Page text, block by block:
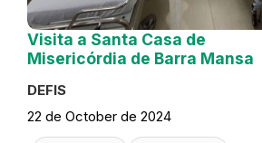
Visita a Santa Casa de
Misericórdia de Barra Mansa
DEFIS
22 de October de 2024